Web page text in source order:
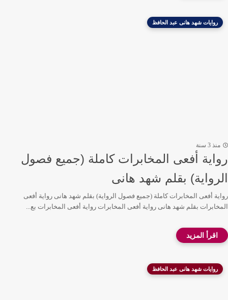
روايات شهد هانى عبد الحافظ
منذ 3 سنة
رواية أفعى المخابرات كاملة (جميع فصول
الرواية) بقلم شهد هانى
رواية أفعى المخابرات كاملة (جميع فصول الرواية) بقلم شهد هانى رواية أفعى
المخابرات بقلم شهد هانى رواية أفعى المخابرات رواية أفعى المخابرات بع...
روايات شهد هانى عبد الحافظ